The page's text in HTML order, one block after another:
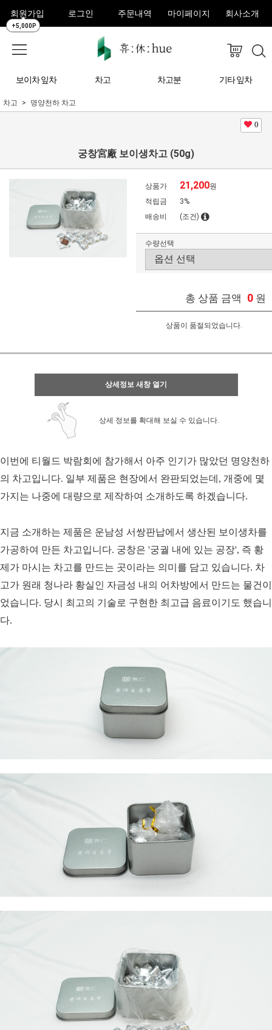
회원가입
+5,000P
로그인 주문내역 마이페이지 회사소개
보이차 잎차 차고 차고분 기타 잎차
차고 명양천하 차고
0
궁창宮廠 보이생차고 (50g)
상품가 21,200원
적립금
3%
배송비
(조건)
수량선택
총 상품 금액 0 원
상품이 품절되었습니다.
상세정보 새창 열기
상세 정보를 확대해 보실 수 있습니다.
이번에 티월드 박람회에 참가해서 아주 인기가 많았던 명양천하
의 차고입니다. 일부 제품은 현장에서 완판되었는데, 개중에 몇
가지는 나중에 대량으로 제작하여 소개하도록 하겠습니다.
지금 소개하는 제품은 운남성 서쌍판납에서 생산된 보이생차를
가공하여 만든 차고입니다. 궁창은 '궁궐 내에 있는 공장', 즉 황
제가 마시는 차고를 만드는 곳이라는 의미를 담고 있습니다. 차
고가 원래 청나라 황실인 자금성 내의 어차방에서 만드는 물건이
었습니다. 당시 최고의 기술로 구현한 최고급 음료이기도 했습니
다.